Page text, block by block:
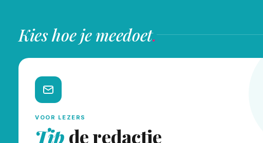
Kies hoe je meedoet.
VOOR LEZERS
Tip de redactie